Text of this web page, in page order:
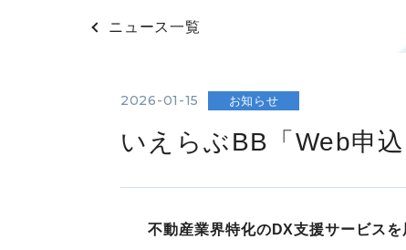
ニュース一覧
2026-01-15 お知らせ
いえらぶBB「Web申
不動産業界特化のDX支援サービス